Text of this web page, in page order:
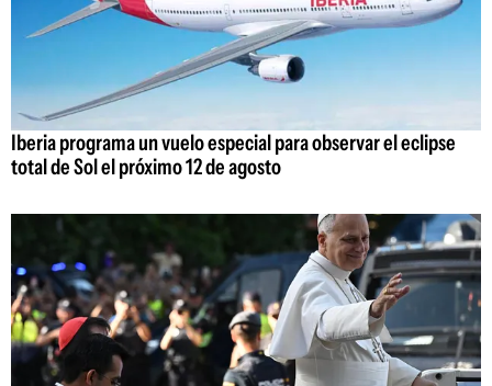
Iberia programa un vuelo especial para observar el eclipse
total de Sol el próximo 12 de agosto